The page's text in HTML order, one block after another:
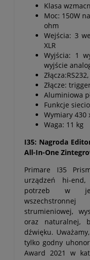
Klasa
Moc: 150W
ohm
Wejścia: 3
XLR
Wyjścia: 1
wyjście
Złącze:
Aluminiowa
Funkcje
Wymiary 430
Waga: 11 kg
I35: Nagroda
All-In-One
Primare I35
urządzeń hi-
potrzeb w
strumieniowej,
oraz naturalnej,
dźwięku.
tylko godny
Award 2021 w